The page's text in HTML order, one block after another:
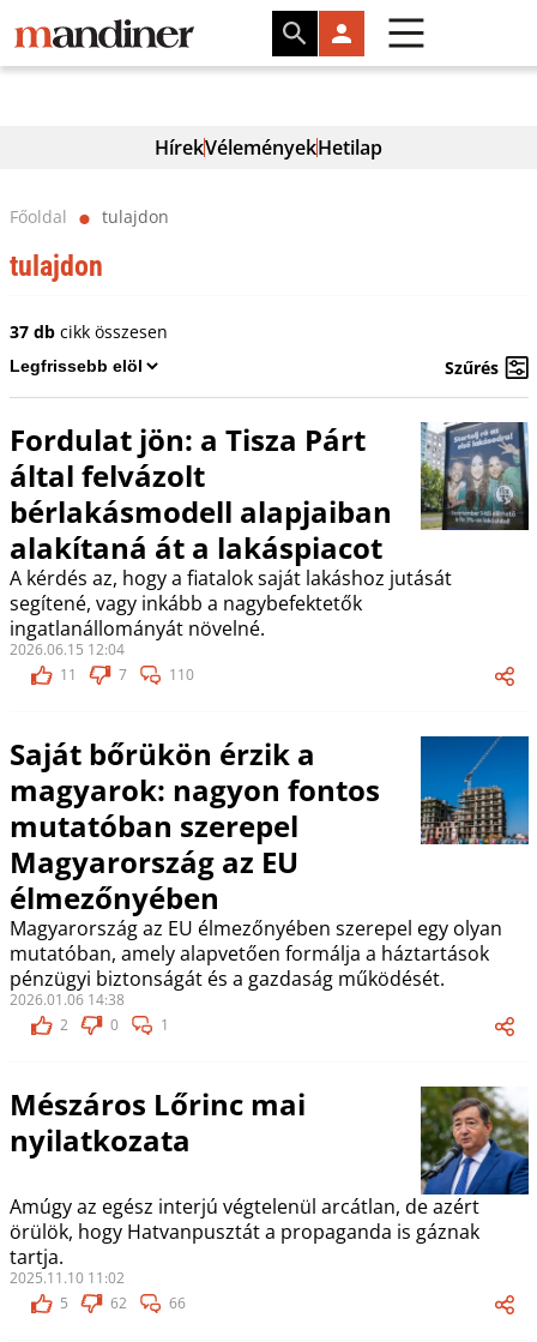
HírekVéleményekHetilap
Főoldal ⬤ tulajdon
tulajdon
37 dbcikk összesen
Szűrés
Fordulat jön: a Tisza Párt
által felvázolt
bérlakásmodell alapjaiban
alakítaná át a lakáspiacot
A kérdés az, hogy a fiatalok saját lakáshoz jutását
segítené, vagy inkább a nagybefektetők
ingatlanállományát növelné.
2026.06.15 12:04
11
7 110
Saját bőrükön érzik a
magyarok: nagyon fontos
mutatóban szerepel
Magyarország az EU
élmezőnyében
Magyarország az EU élmezőnyében szerepel egy olyan
mutatóban, amely alapvetően formálja a háztartások
pénzügyi biztonságát és a gazdaság működését.
2026.01.06 14:38
2
0 1
Mészáros Lőrinc mai
nyilatkozata
Amúgy az egész interjú végtelenül arcátlan, de azért
örülök, hogy Hatvanpusztát a propaganda is gáznak
tartja.
2025.11.10 11:02
5
62 66